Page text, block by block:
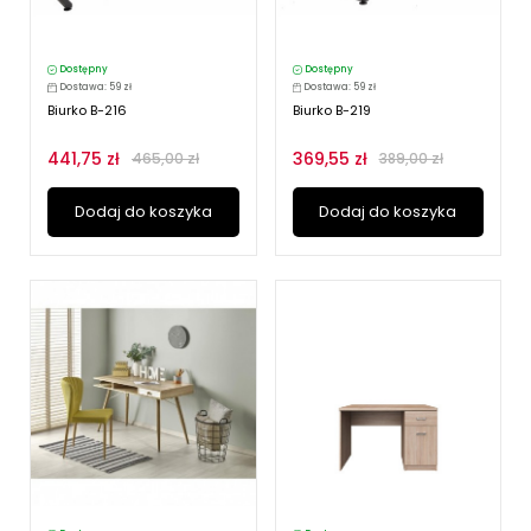
Dostępny
Dostawa: 59 zł
Biurko B-216
441,75 zł 465,00 zł
Dodaj do koszyka
Dostępny
Dostawa: 59 zł
Biurko B-219
369,55 zł 389,00 zł
Dodaj do koszyka